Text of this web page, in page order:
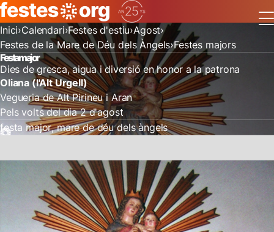
Inici Calendari Festes d'estiu Agost
Festes de la Mare de Déu dels Àngels Festes majors
Festa major
Dies de gresca, aigua i diversió en honor a la patrona
Oliana (l'Alt Urgell)
Vegueria de Alt Pirineu i Aran
Pels volts del dia 2 d'agost
festa major mare de déu dels àngels